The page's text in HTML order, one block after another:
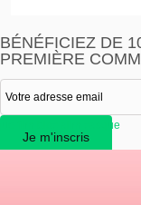
film bloc alim casque
BÉNÉFICIEZ DE
PREMIÈRE
Je m'inscris
J'accepte que les